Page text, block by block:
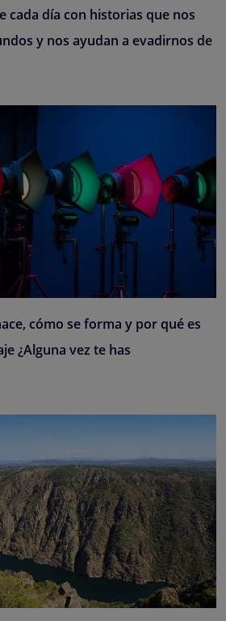
cada día con historias que nos
y nos ayudan a evadirnos de
cómo se forma y por qué es
¿Alguna vez te has